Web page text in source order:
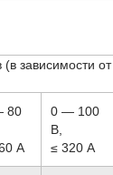
зависимости от
80
А
0 — 100
В,
≤ 320 А